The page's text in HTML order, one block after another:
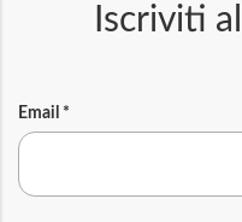
Iscriviti
Email *